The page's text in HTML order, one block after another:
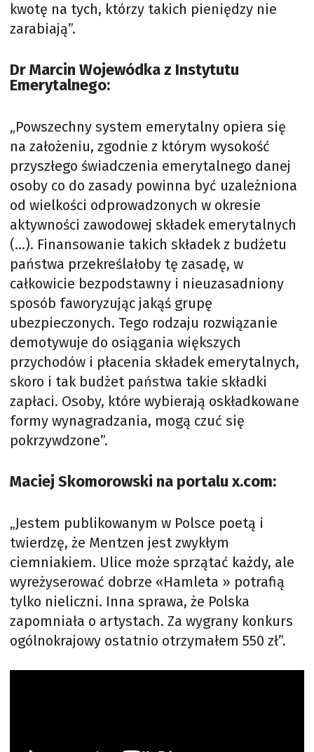
kwotę na tych, którzy takich pieniędzy nie
zarabiają”.
Dr Marcin Wojewódka z Instytutu
Emerytalnego:
„Powszechny system emerytalny opiera się
na założeniu, zgodnie z którym wysokość
przyszłego świadczenia emerytalnego danej
osoby co do zasady powinna być uzależniona
od wielkości odprowadzonych w okresie
aktywności zawodowej składek emerytalnych
(…). Finansowanie takich składek z budżetu
państwa przekreślałoby tę zasadę, w
całkowicie bezpodstawny i nieuzasadniony
sposób faworyzując jakąś grupę
ubezpieczonych. Tego rodzaju rozwiązanie
demotywuje do osiągania większych
przychodów i płacenia składek emerytalnych,
skoro i tak budżet państwa takie składki
zapłaci. Osoby, które wybierają oskładkowane
formy wynagradzania, mogą czuć się
pokrzywdzone”.
Maciej Skomorowski na portalu x.com:
„Jestem publikowanym w Polsce poetą i
twierdzę, że Mentzen jest zwykłym
ciemniakiem. Ulice może sprzątać każdy, ale
wyreżyserować dobrze «Hamleta » potrafią
tylko nieliczni. Inna sprawa, że Polska
zapomniała o artystach. Za wygrany konkurs
ogólnokrajowy ostatnio otrzymałem 550 zł”.